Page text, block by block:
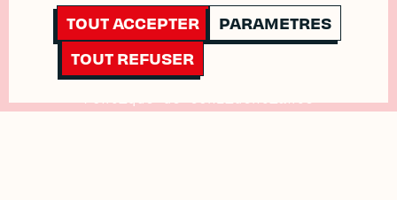
TOUT ACCEPTER
TOUT REFUSER
PARAMETRES
Contactez-Nous
Mentions Legales
Politique de Cookies